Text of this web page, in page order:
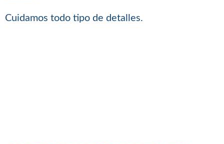
Cuidamos todo tipo de detalles.